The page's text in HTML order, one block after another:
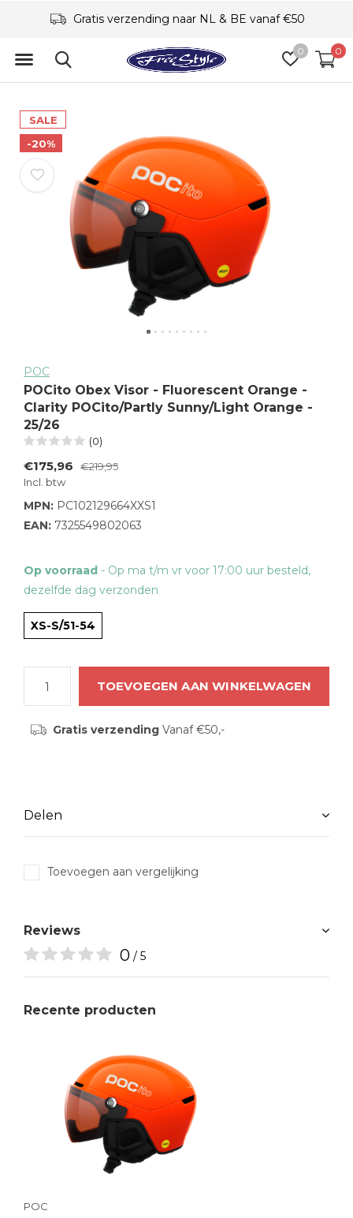
0 0
Gratis verzending naar NL & BE vanaf €50
SALE
-20%
POC
POCito Obex Visor - Fluorescent Orange -
Clarity POCito/Partly Sunny/Light Orange -
25/26
(0)
€175,96
€219,95
Incl. btw
MPN: PC102129664XXS1
EAN: 7325549802063
Op voorraad - Op ma t/m vr voor 17:00 uur besteld,
dezelfde dag verzonden
XS-S/51-54
TOEVOEGEN AAN WINKELWAGEN
Gratis verzendingVanaf €50,-
Delen
Toevoegen aan vergelijking
Reviews
0 / 5
Recente producten
POC